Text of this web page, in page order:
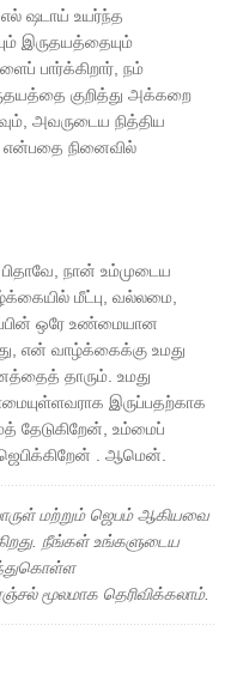
எல் ஷடாய் உயர்ந்த
இருதயத்தையும்
பார்க்கிறார், நம்
குறித்து அக்கறை
அவருடைய நித்திய
என்பதை நினைவில்
நான் உம்முடைய
மீட்பு, வல்லமை,
ஒரே உண்மையான
என் வாழ்க்கைக்கு உமது
தாரும். உமது
இருப்பதற்காக
தேடுகிறேன், உம்மைப்
. ஆமென்.
மற்றும் ஜெபம் ஆகியவை
நீங்கள் உங்களுடைய
மூலமாக தெரிவிக்கலாம்.